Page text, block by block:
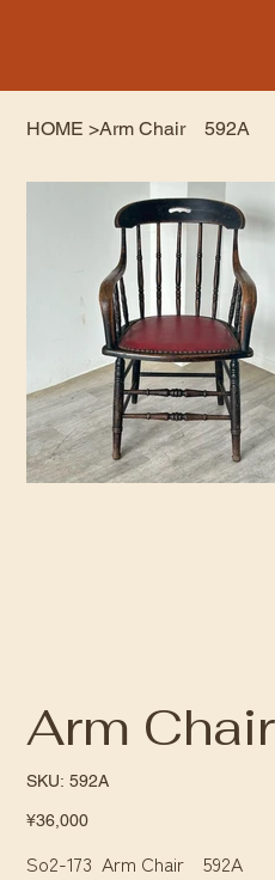
HOME >Arm Chair 592A
Arm
SKU: SKU
592A
592A
Price
¥36,000
So2-173 Arm Chair 592A